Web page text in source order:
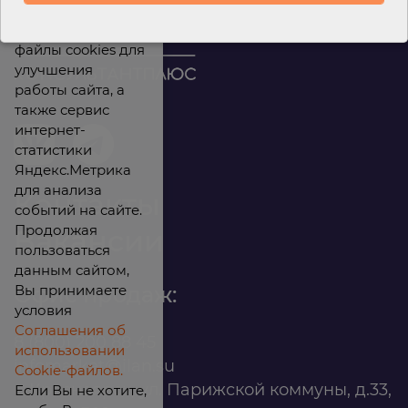
Контакты
Вакансии
Офис продаж:
infomarket@ilan.su
г. Красноярск, ул. Парижской коммуны, д.33,
файлы cookies для
улучшения
работы сайта, а
также сервис
интернет-
статистики
Яндекс.Метрика
для анализа
событий на сайте.
Продолжая
пользоваться
данным сайтом,
Вы принимаете
условия
Соглашения об
использовании
Cookie-файлов.
Если Вы не хотите,